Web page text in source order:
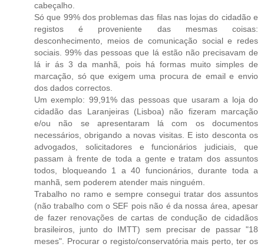
cabeçalho.
Só que 99% dos problemas das filas nas lojas do cidadão e
registos é proveniente das mesmas coisas:
desconhecimento, meios de comunicação social e redes
sociais. 99% das pessoas que lá estão não precisavam de
lá ir ás 3 da manhã, pois há formas muito simples de
marcação, só que exigem uma procura de email e envio
dos dados correctos.
Um exemplo: 99,91% das pessoas que usaram a loja do
cidadão das Laranjeiras (Lisboa) não fizeram marcação
e/ou não se apresentaram lá com os documentos
necessários, obrigando a novas visitas. E isto desconta os
advogados, solicitadores e funcionários judiciais, que
passam à frente de toda a gente e tratam dos assuntos
todos, bloqueando 1 a 40 funcionários, durante toda a
manhã, sem poderem atender mais ninguém.
Trabalho no ramo e sempre consegui tratar dos assuntos
(não trabalho com o SEF pois não é da nossa área, apesar
de fazer renovações de cartas de condução de cidadãos
brasileiros, junto do IMTT) sem precisar de passar "18
meses". Procurar o registo/conservatória mais perto, ter os